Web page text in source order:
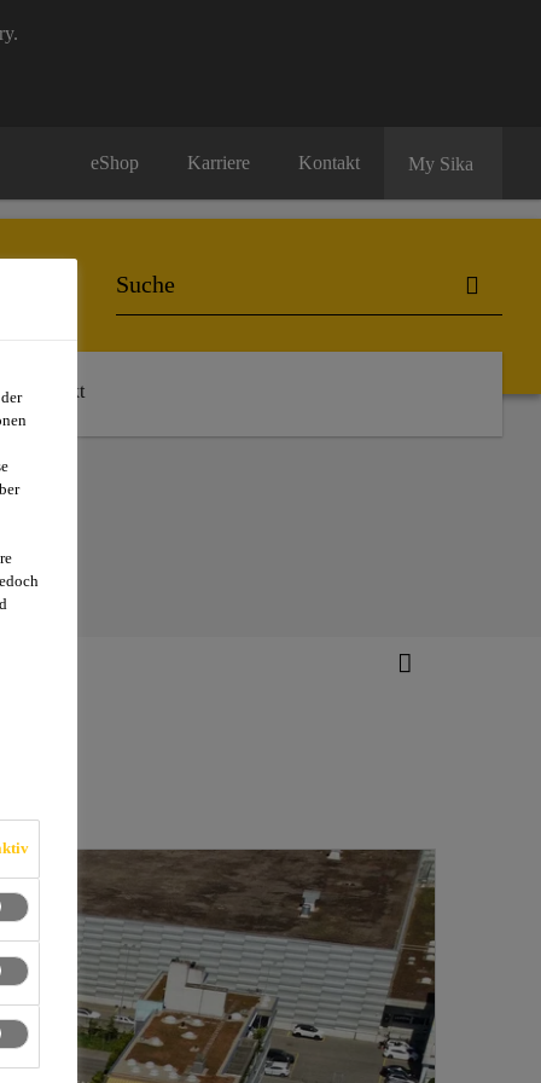
eShop Karriere Kontakt My Sika
Kontakt